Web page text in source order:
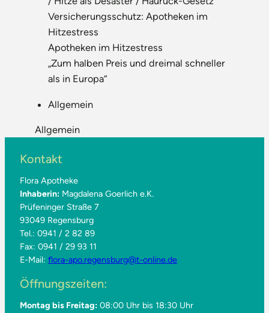
Versicherungsschutz: Apotheken im
Hitzestress
Apotheken im Hitzestress
„Zum halben Preis und dreimal schneller
als in Europa“
Allgemein
Allgemein
Kontakt
Flora Apotheke
Inhaberin: Magdalena Goerlich e.K.
Prüfeninger Straße 7
93049 Regensburg
Tel.: 0941 / 2 82 89
Fax: 0941 / 29 93 11
E-Mail:flora-apo.regensburg@t-online.de
Öffnungszeiten:
Montag bis Freitag: 08:00 Uhr bis 18:30 Uhr